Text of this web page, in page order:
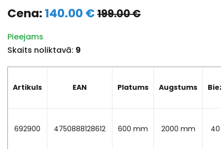
Cena:140.00 €199.00 €
Pieejams
Skaits noliktavā: 9
Artikuls EAN Platums Augstums
692900 4750888128612 600 mm 2000 mm